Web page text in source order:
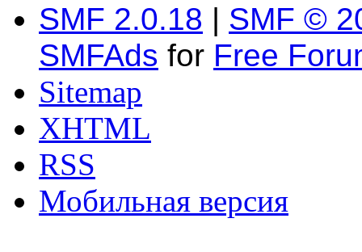
SMF 2.0.18 | SMF ©
SMFAds for Free
Sitemap
XHTML
RSS
Мобильная версия